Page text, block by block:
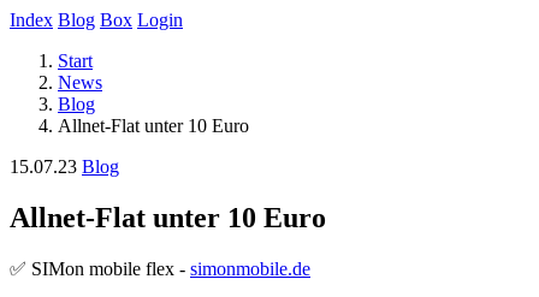
Index Blog Box Login
Start
News
Blog
Allnet-Flat unter 10 Euro
15.07.23 Blog
Allnet-Flat unter 10 Euro
✅ SIMon mobile flex - simonmobile.de